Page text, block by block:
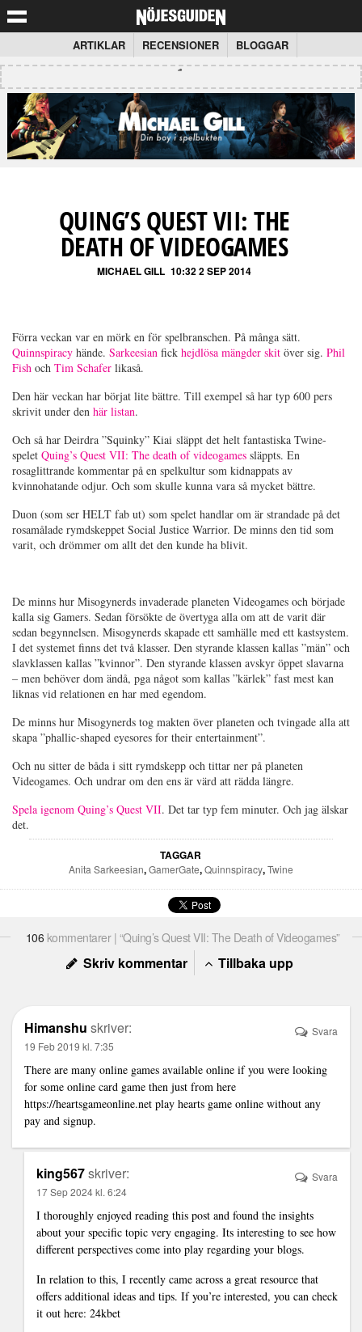
ARTIKLAR RECENSIONER BLOGGAR
QUING’S QUEST VII: THE
DEATH OF VIDEOGAMES
MICHAEL GILL 10:32 2 SEP 2014
Förra veckan var en mörk en för spelbranschen. På många sätt.
Quinnspiracy hände. Sarkeesian fick hejdlösa mängder skit över sig. Phil
Fish och Tim Schafer likaså.
Den här veckan har börjat lite bättre. Till exempel så har typ 600 pers
skrivit under den här listan.
Och så har Deirdra ”Squinky” Kiai släppt det helt fantastiska Twine-
spelet Quing’s Quest VII: The death of videogames släppts. En
rosaglittrande kommentar på en spelkultur som kidnappats av
kvinnohatande odjur. Och som skulle kunna vara så mycket bättre.
Duon (som ser HELT fab ut) som spelet handlar om är strandade på det
rosamålade rymdskeppet Social Justice Warrior. De minns den tid som
varit, och drömmer om allt det den kunde ha blivit.
De minns hur Misogynerds invaderade planeten Videogames och började
kalla sig Gamers. Sedan försökte de övertyga alla om att de varit där
sedan begynnelsen. Misogynerds skapade ett samhälle med ett kastsystem.
I det systemet finns det två klasser. Den styrande klassen kallas ”män” och
slavklassen kallas ”kvinnor”. Den styrande klassen avskyr öppet slavarna
– men behöver dom ändå, pga något som kallas ”kärlek” fast mest kan
liknas vid relationen en har med egendom.
De minns hur Misogynerds tog makten över planeten och tvingade alla att
skapa ”phallic-shaped eyesores for their entertainment”.
Och nu sitter de båda i sitt rymdskepp och tittar ner på planeten
Videogames. Och undrar om den ens är värd att rädda längre.
Spela igenom Quing’s Quest VII. Det tar typ fem minuter. Och jag älskar
det.
TAGGAR
Anita Sarkeesian,GamerGate,Quinnspiracy,Twine
106 kommentarer | “Quing’s Quest VII: The Death of Videogames”
Skriv kommentar Tillbaka upp
Himanshu skriver:
19 Feb 2019 kl. 7:35
There are many online games available online if you were looking
for some online card game then just from here
https://heartsgameonline.net play hearts game online without any
pay and signup.
Svara
king567skriver:
17 Sep 2024 kl. 6:24
I thoroughly enjoyed reading this post and found the insights
about your specific topic very engaging. Its interesting to see how
different perspectives come into play regarding your blogs.
In relation to this, I recently came across a great resource that
offers additional ideas and tips. If you’re interested, you can check
it out here: 24kbet
Svara